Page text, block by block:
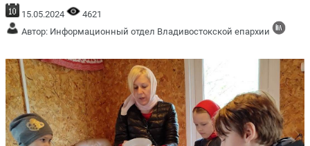
15.05.2024
4621
Автор: Информационный отдел Владивостокской епархии